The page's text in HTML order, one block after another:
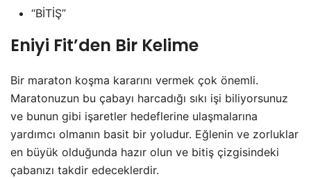
“BİTİŞ”
Eniyi Fit’den Bir Kelime
Bir maraton koşma kararını vermek çok önemli.
Maratonuzun bu çabayı harcadığı sıkı işi biliyorsunuz
ve bunun gibi işaretler hedeflerine ulaşmalarına
yardımcı olmanın basit bir yoludur. Eğlenin ve zorluklar
en büyük olduğunda hazır olun ve bitiş çizgisindeki
çabanızı takdir edeceklerdir.